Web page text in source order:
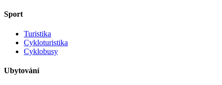
Sport
Turistika
Cykloturistika
Cyklobusy
Ubytování